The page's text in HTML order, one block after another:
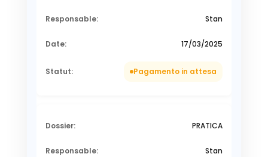
Stan
17/03/2025
Pagamento in attesa
PRATICA
Stan